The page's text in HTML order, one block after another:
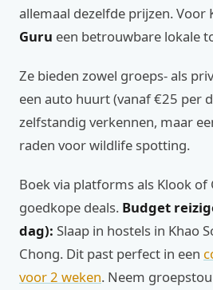
allemaal dezelfde prijzen. Voor
Guru een betrouwbare lokale
Ze bieden zowel groeps- als
een auto huurt (vanaf €25 per
zelfstandig verkennen, maar
raden voor wildlife spotting.
Boek via platforms als Klook of
goedkope deals. Budget
dag): Slaap in hostels in Khao
Chong. Dit past perfect in een
voor 2 weken. Neem